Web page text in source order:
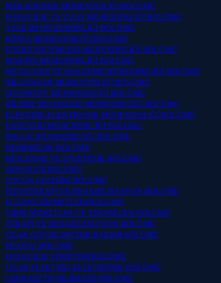
MEKATRONİK MÜHENDİSLİĞİ BÖLÜMÜ
HAVACILIK VE UZAY MÜHENDİSLİĞİ BÖLÜMÜ
YAZILIM MÜHENDİSLİĞİ BÖLÜMÜ
KİMYA MÜHENDİSLİĞİ BÖLÜMÜ
ENERJİ SİSTEMLERİ MÜHENDİSLİĞİ BÖLÜMÜ
MAKİNE MÜHENDİSLİĞİ BÖLÜMÜ
METALURJİ VE MALZEME MÜHENDİSLİĞİ BÖLÜMÜ
BİLGİSAYAR MÜHENDİSLİĞİ BÖLÜMÜ
OTOMOTİV MÜHENDİSLİĞİ BÖLÜMÜ
BİLİŞİM SİSTEMLERİ MÜHENDİSLİĞİ BÖLÜMÜ
ELEKTRİK-ELEKTRONİK MÜHENDİSLİĞİ BÖLÜMÜ
ENDÜSTRİ MÜHENDİSLİĞİ BÖLÜMÜ
İNŞAAT MÜHENDİSLİĞİ BÖLÜMÜ
HEMŞİRELİK BÖLÜMÜ
BESLENME VE DİYETETİK BÖLÜMÜ
ODYOLOJİ BÖLÜMÜ
ÇOCUK GELİŞİMİ BÖLÜMÜ
FİZYOTERAPİ VE REHABİLİTASYON BÖLÜMÜ
ECZANE HİZMETLERİ BÖLÜMÜ
TIBBİ HİZMETLER VE TEKNİKLER BÖLÜMÜ
TERAPİ VE REHABİLİTASYON BÖLÜMÜ
UÇAK GÖVDE-MOTOR BAKIMI BÖLÜMÜ
PİLOTAJ BÖLÜMÜ
HAVACILIK YÖNETİMİ BÖLÜMÜ
UÇAK ELEKTRİK-ELEKTRONİK BÖLÜMÜ
CERRAHİ TIP BİLİMLERİ BÖLÜMÜ